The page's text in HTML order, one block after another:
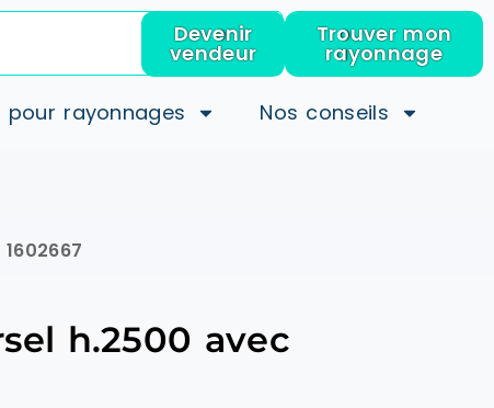
Devenir
vendeur
Trouver mon
rayonnage
pour rayonnages Nos conseils
h.2500 avec